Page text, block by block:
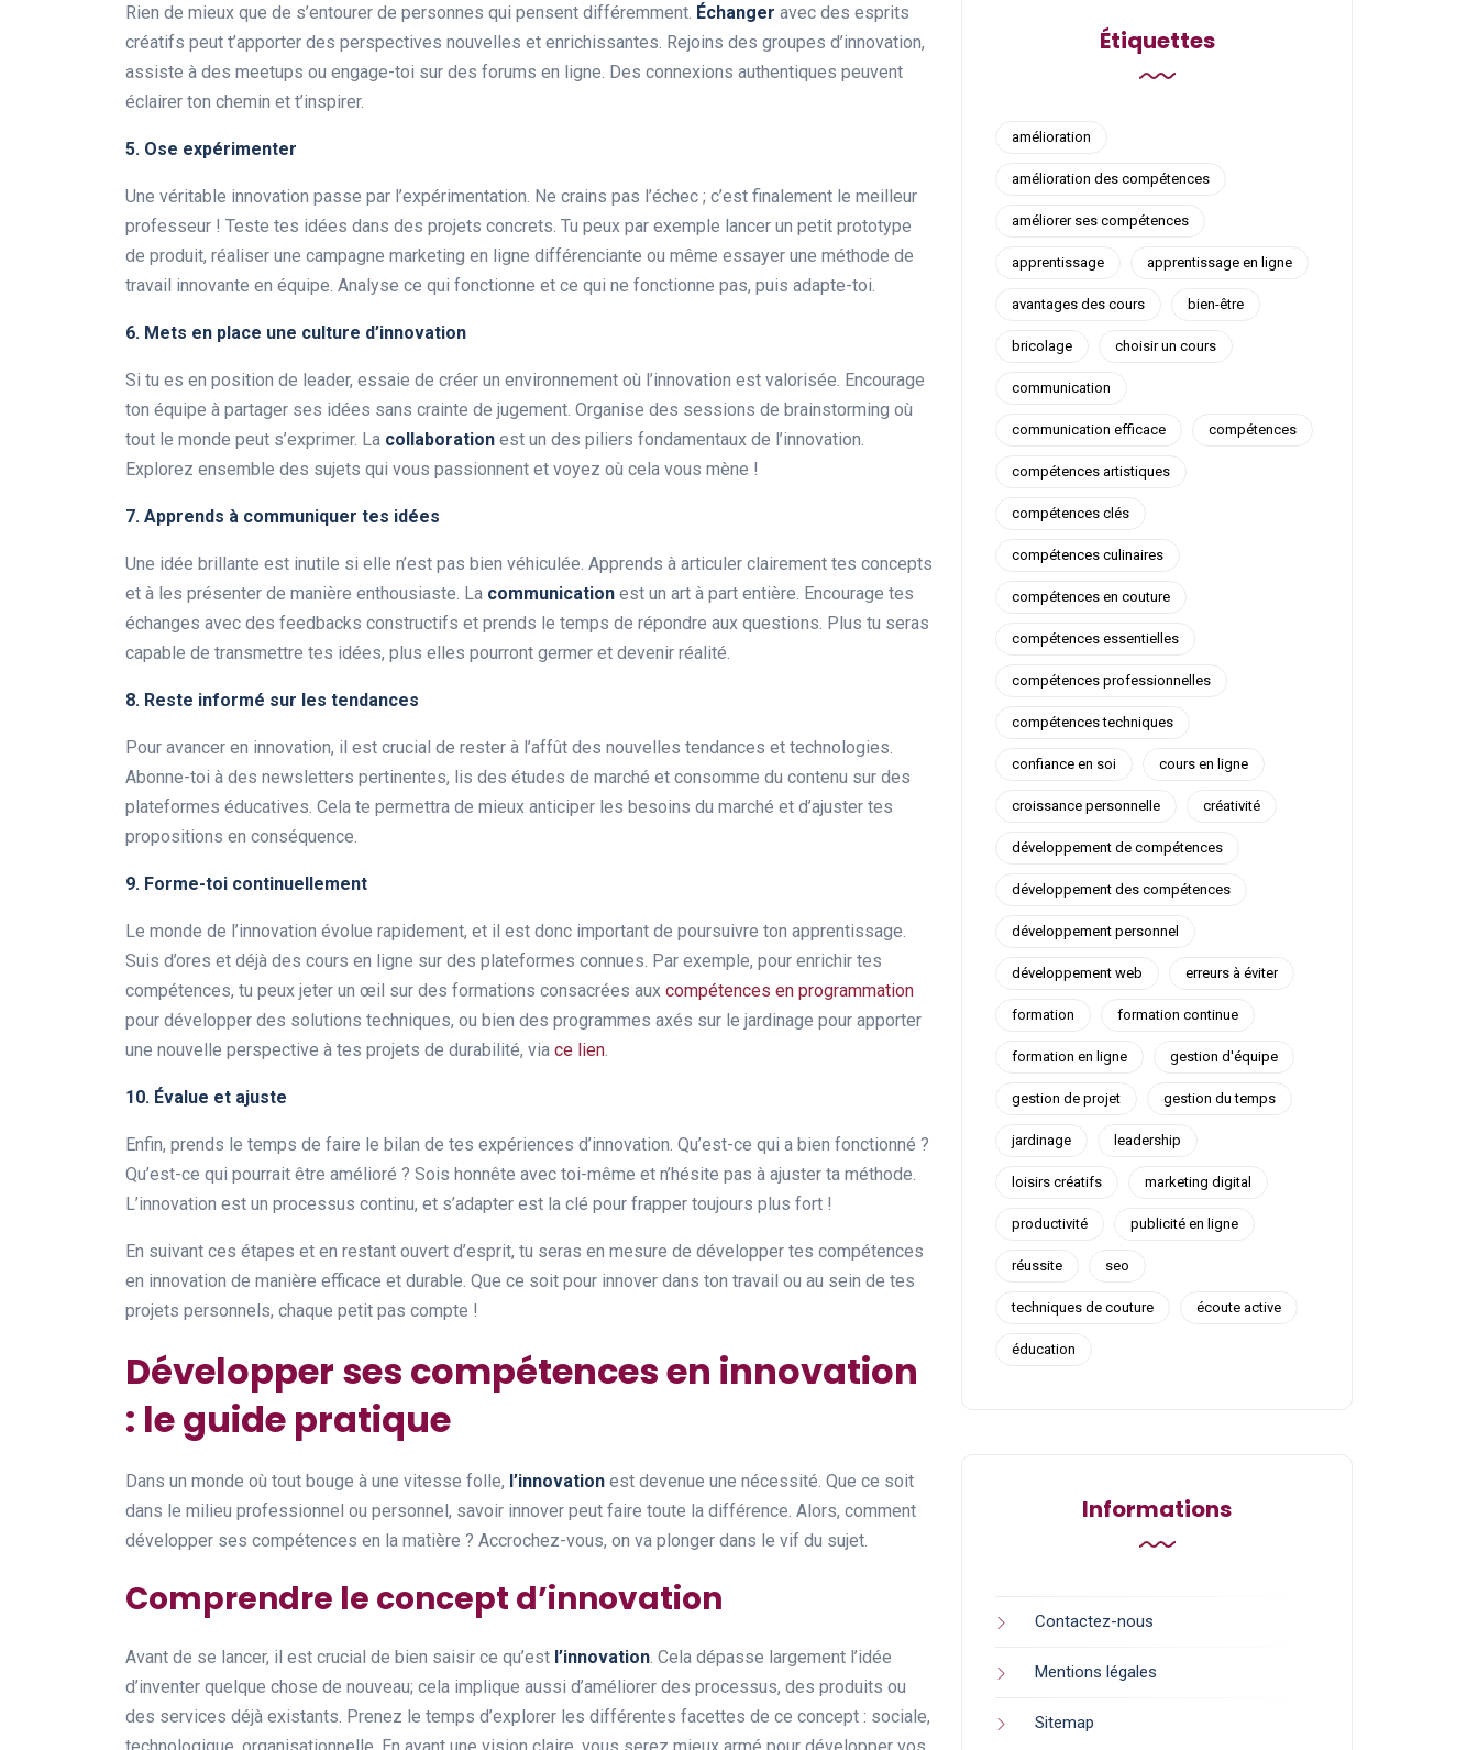
Rien de mieux que de s’entourer de personnes qui pensent différemment. Échanger avec des esprits
créatifs peut t’apporter des perspectives nouvelles et enrichissantes. Rejoins des groupes d’innovation,
assiste à des meetups ou engage-toi sur des forums en ligne. Des connexions authentiques peuvent
éclairer ton chemin et t’inspirer.
5. Ose expérimenter
Une véritable innovation passe par l’expérimentation. Ne crains pas l’échec ; c’est finalement le meilleur
professeur ! Teste tes idées dans des projets concrets. Tu peux par exemple lancer un petit prototype
de produit, réaliser une campagne marketing en ligne différenciante ou même essayer une méthode de
travail innovante en équipe. Analyse ce qui fonctionne et ce qui ne fonctionne pas, puis adapte-toi.
6. Mets en place une culture d’innovation
Si tu es en position de leader, essaie de créer un environnement où l’innovation est valorisée. Encourage
ton équipe à partager ses idées sans crainte de jugement. Organise des sessions de brainstorming où
tout le monde peut s’exprimer. La collaboration est un des piliers fondamentaux de l’innovation.
Explorez ensemble des sujets qui vous passionnent et voyez où cela vous mène !
7. Apprends à communiquer tes idées
Une idée brillante est inutile si elle n’est pas bien véhiculée. Apprends à articuler clairement tes concepts
et à les présenter de manière enthousiaste. La communication est un art à part entière. Encourage tes
échanges avec des feedbacks constructifs et prends le temps de répondre aux questions. Plus tu seras
capable de transmettre tes idées, plus elles pourront germer et devenir réalité.
8. Reste informé sur les tendances
Pour avancer en innovation, il est crucial de rester à l’affût des nouvelles tendances et technologies.
Abonne-toi à des newsletters pertinentes, lis des études de marché et consomme du contenu sur des
plateformes éducatives. Cela te permettra de mieux anticiper les besoins du marché et d’ajuster tes
propositions en conséquence.
9. Forme-toi continuellement
Le monde de l’innovation évolue rapidement, et il est donc important de poursuivre ton apprentissage.
Suis d’ores et déjà des cours en ligne sur des plateformes connues. Par exemple, pour enrichir tes
compétences, tu peux jeter un œil sur des formations consacrées aux compétences en programmation
pour développer des solutions techniques, ou bien des programmes axés sur le jardinage pour apporter
une nouvelle perspective à tes projets de durabilité, via ce lien.
10. Évalue et ajuste
Enfin, prends le temps de faire le bilan de tes expériences d’innovation. Qu’est-ce qui a bien fonctionné ?
Qu’est-ce qui pourrait être amélioré ? Sois honnête avec toi-même et n’hésite pas à ajuster ta méthode.
L’innovation est un processus continu, et s’adapter est la clé pour frapper toujours plus fort !
En suivant ces étapes et en restant ouvert d’esprit, tu seras en mesure de développer tes compétences
en innovation de manière efficace et durable. Que ce soit pour innover dans ton travail ou au sein de tes
projets personnels, chaque petit pas compte !
Développer ses compétences en innovation
: le guide pratique
Dans un monde où tout bouge à une vitesse folle, l’innovation est devenue une nécessité. Que ce soit
dans le milieu professionnel ou personnel, savoir innover peut faire toute la différence. Alors, comment
développer ses compétences en la matière ? Accrochez-vous, on va plonger dans le vif du sujet.
Comprendre le concept d’innovation
Avant de se lancer, il est crucial de bien saisir ce qu’est l’innovation. Cela dépasse largement l’idée
d’inventer quelque chose de nouveau; cela implique aussi d’améliorer des processus, des produits ou
des services déjà existants. Prenez le temps d’explorer les différentes facettes de ce concept : sociale,
Étiquettes
amélioration
amélioration des compétences
améliorer ses compétences
apprentissage apprentissage en ligne
avantages des cours bien-être
bricolage choisir un cours
communication
communication efficace compétences
compétences artistiques
compétences clés
compétences culinaires
compétences en couture
compétences essentielles
compétences professionnelles
compétences techniques
confiance en soi cours en ligne
croissance personnelle créativité
développement de compétences
développement des compétences
développement personnel
développement web erreurs à éviter
formation formation continue
formation en ligne gestion d'équipe
gestion de projet gestion du temps
jardinage leadership
loisirs créatifs marketing digital
productivité publicité en ligne
réussite seo
techniques de couture écoute active
éducation
Informations
Contactez-nous
Mentions légales
Sitemap